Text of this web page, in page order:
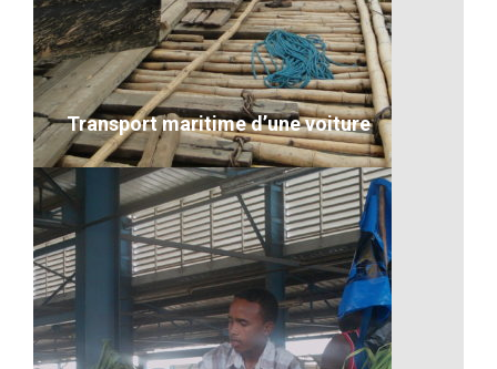
desc
VOIR LE DÉTAIL
Transport maritime d’une voiture